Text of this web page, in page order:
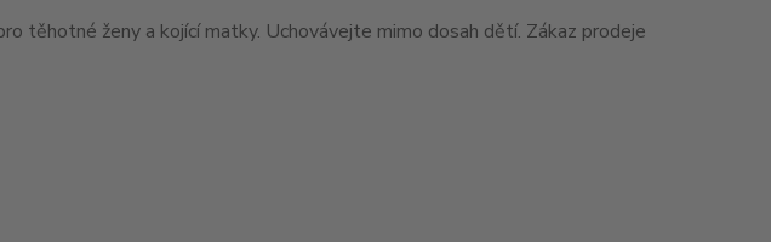
těhotné ženy a kojící matky. Uchovávejte mimo dosah dětí. Zákaz prodeje